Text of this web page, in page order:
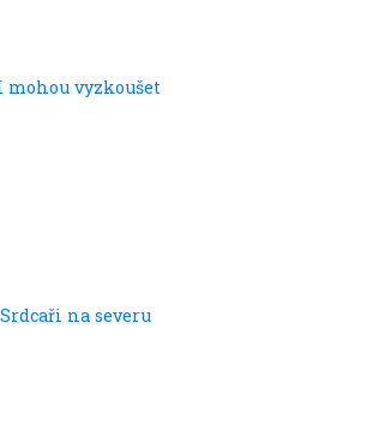
vyzkoušet
na severu